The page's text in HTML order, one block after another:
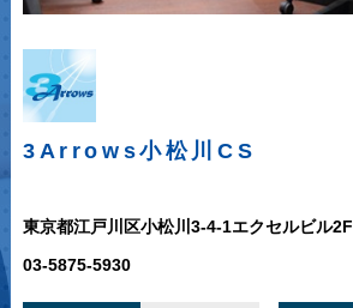
3Arrows小松川CS
東京都江戸川区小松川3-4-1エクセルビル2F
03-5875-5930